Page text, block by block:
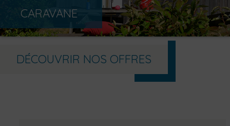
CARAVANE
DÉCOUVRIR NOS OFFRES